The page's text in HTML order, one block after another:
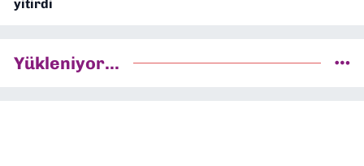
yitirdi
Yükleniyor...